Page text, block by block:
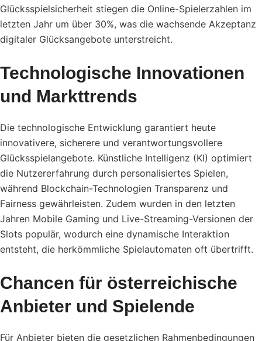
Glücksspielsicherheit stiegen die Online-Spielerzahlen im
letzten Jahr um über 30%, was die wachsende Akzeptanz
digitaler Glücksangebote unterstreicht.
Technologische Innovationen
und Markttrends
Die technologische Entwicklung garantiert heute
innovativere, sicherere und verantwortungsvollere
Glücksspielangebote. Künstliche Intelligenz (KI) optimiert
die Nutzererfahrung durch personalisiertes Spielen,
während Blockchain-Technologien Transparenz und
Fairness gewährleisten. Zudem wurden in den letzten
Jahren Mobile Gaming und Live-Streaming-Versionen der
Slots populär, wodurch eine dynamische Interaktion
entsteht, die herkömmliche Spielautomaten oft übertrifft.
Chancen für österreichische
Anbieter und Spielende
Für Anbieter bieten die gesetzlichen Rahmenbedingungen